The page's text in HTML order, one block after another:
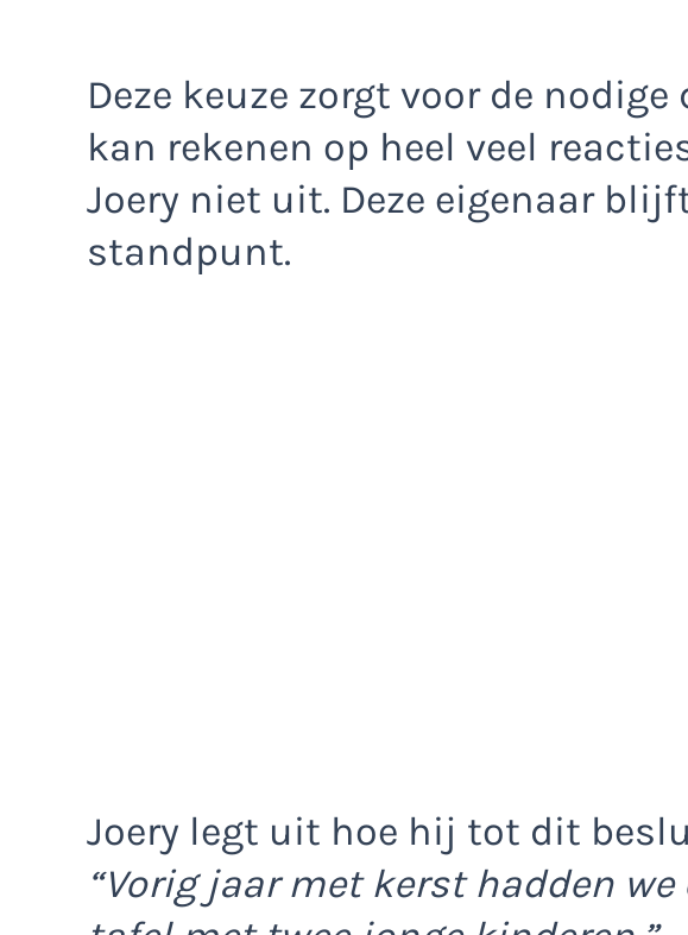
Deze keuze zorgt voor de
kan rekenen op heel veel
Joery niet uit. Deze eigenaar
standpunt.
Joery legt uit hoe hij tot dit
“Vorig jaar met kerst hadden